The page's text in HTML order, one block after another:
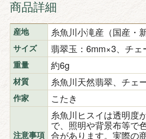
商品詳細
産地 糸魚川小滝産（国産・
サイズ 翡翠玉：6mm×3、チェ
重量 約6g
材質 糸魚川天然翡翠、チェ
作家 こたき
注意事項
糸魚川ヒスイは透明度
で、照明や背景布等で
合があります。実際の